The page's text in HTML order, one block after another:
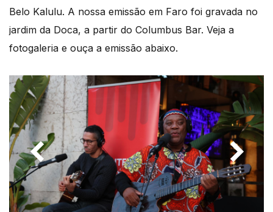
Belo Kalulu. A nossa emissão em Faro foi gravada no
jardim da Doca, a partir do Columbus Bar. Veja a
fotogaleria e ouça a emissão abaixo.